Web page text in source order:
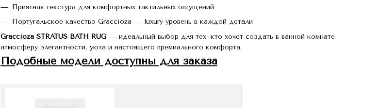
Приятная текстура для комфортных тактильных ощущений
Португальское качество Graccioza — luxury-уровень в каждой детали
Graccioza STRATUS BATH RUG— идеальный выбор для тех, кто хочет создать в ванной комнате
атмосферу элегантности, уюта и настоящего премиального комфорта.
Подобные модели доступны для заказа